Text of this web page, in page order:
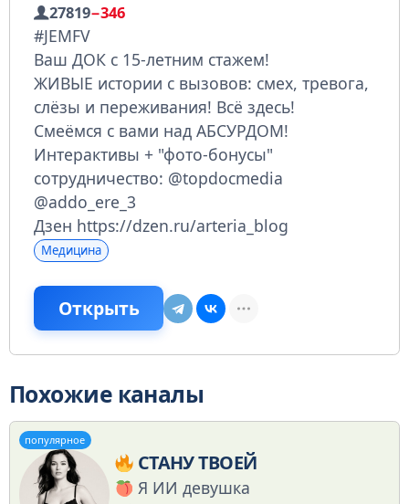
27819−346
#JEMFV
Ваш ДОК с 15-летним стажем!
ЖИВЫЕ истории с вызовов: смех, тревога,
слёзы и переживания! Всё здесь!
Смеёмся с вами над АБСУРДОМ!
Интерактивы + "фото-бонусы"
сотрудничество: @topdocmedia
@addo_ere_3
Дзен https://dzen.ru/arteria_blog
Медицина
Открыть
Похожие каналы
популярное
СТАНУ ТВОЕЙ
Я ИИ девушка